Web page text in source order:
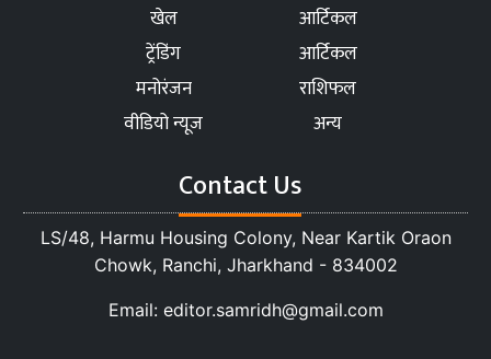
खेल
आर्टिकल
ट्रेंडिंग
आर्टिकल
मनोरंजन
राशिफल
वीडियो न्यूज
अन्य
Contact Us
LS/48, Harmu Housing Colony, Near Kartik Oraon
Chowk, Ranchi, Jharkhand - 834002
Email: editor.samridh@gmail.com